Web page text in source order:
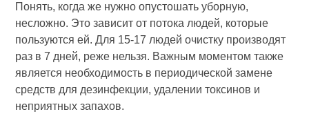
Понять, когда же нужно опустошать уборную,
несложно. Это зависит от потока людей, которые
пользуются ей. Для 15-17 людей очистку производят
раз в 7 дней, реже нельзя. Важным моментом также
является необходимость в периодической замене
средств для дезинфекции, удалении токсинов и
неприятных запахов.